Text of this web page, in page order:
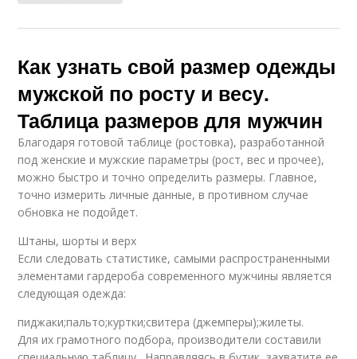
Как узнать свой размер одежды
мужской по росту и весу.
Таблица размеров для мужчин
Благодаря готовой таблице (ростовка), разработанной
под женские и мужские параметры (рост, вес и прочее),
можно быстро и точно определить размеры. Главное,
точно измерить личные данные, в противном случае
обновка не подойдет.
Штаны, шорты и верх
Если следовать статистике, самыми распространенными
элементами гардероба современного мужчины является
следующая одежда:
пиджаки;пальто;куртки;свитера (джемперы);жилеты.
Для их грамотного подбора, производители составили